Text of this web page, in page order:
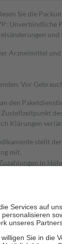
Sie die
Unverbindliche
Arzneimittel
Vor
den
Klärungen
stellt
mit.
in
auch für Online-
für ihre
vollendeten